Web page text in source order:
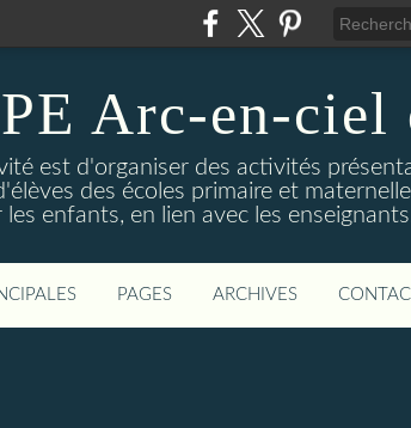
Arc-en-ciel
est d'organiser des activités
des écoles primaire et
enfants, en lien avec les
PAGES ARCHIVES